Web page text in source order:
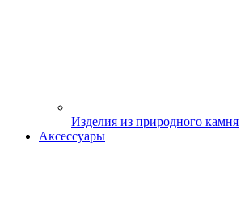
Изделия из природного камня
Аксессуары